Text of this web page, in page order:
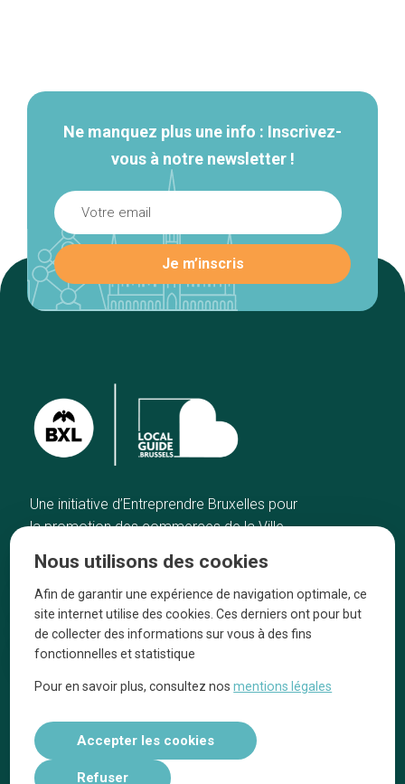
Ne manquez plus une info : Inscrivez-
vous à notre newsletter !
Une initiative d’Entreprendre Bruxelles pour
la promotion des commerces de la Ville
Accueil
Bonnes adresses
Quartiers
Blog
Tops 10
Artisans
A propos
On parle de nous
Nous utilisons des cookies
Afin de garantir une expérience de navigation optimale, ce
site internet utilise des cookies. Ces derniers ont pour but
de collecter des informations sur vous à des fins
fonctionnelles et statistique
Pour en savoir plus, consultez nosmentions légales
Accepter les cookies
Refuser